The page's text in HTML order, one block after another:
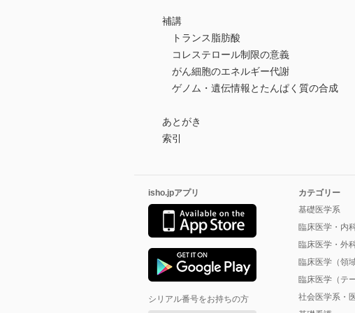
補講
トランス脂肪酸
コレステロール制限の意義
がん細胞のエネルギー代謝
ゲノム・遺伝情報とたんぱく質の合成
あとがき
索引
isho.jpアプリ
シリアル番号をお持ちの方
カテゴリー
基礎医学系
臨床医学・内
臨床医学・外
臨床医学（領
臨床医学（テ
社会医学系・